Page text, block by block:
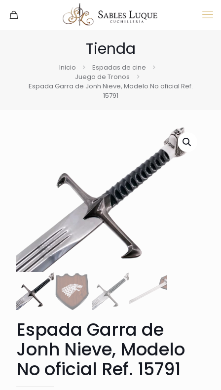
Tienda
Inicio
Espadas de cine
Juego de Tronos
Espada Garra de Jonh Nieve, Modelo No oficial Ref.
15791
Espada Garra de
Jonh Nieve, Modelo
No oficial Ref. 15791